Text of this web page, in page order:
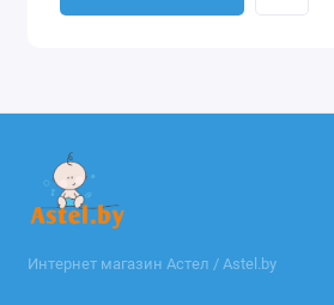
Интернет магазин Астел / Astel.by